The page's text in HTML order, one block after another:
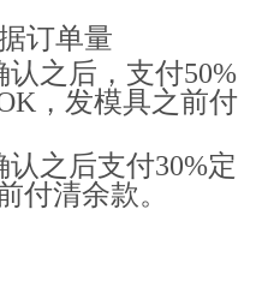
订单量
之后，支付50%
，发模具之前付
之后支付30%定
付清余款。